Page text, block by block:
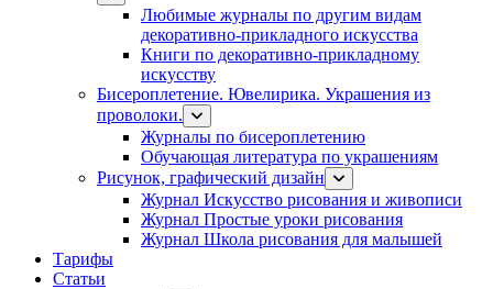
Любимые журналы по другим видам
декоративно-прикладного искусства
Книги по декоративно-прикладному
искусству
Бисероплетение. Ювелирика. Украшения из
проволоки.
Журналы по бисероплетению
Обучающая литература по украшениям
Рисунок, графический дизайн
Журнал Искусство рисования и живописи
Журнал Простые уроки рисования
Журнал Школа рисования для малышей
Тарифы
Статьи